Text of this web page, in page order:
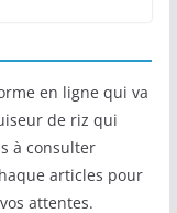
en ligne qui va
de riz qui
à consulter
articles pour
attentes.